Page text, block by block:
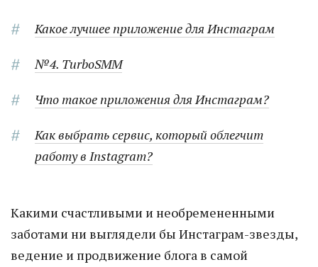
Какое лучшее приложение для Инстаграм
№4. TurboSMM
Что такое приложения для Инстаграм?
Как выбрать сервис, который облегчит
работу в Instagram?
Какими счастливыми и необремененными
заботами ни выглядели бы Инстаграм-звезды,
ведение и продвижение блога в самой